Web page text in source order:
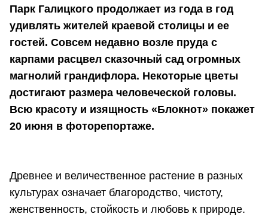
Парк Галицкого продолжает из года в год
удивлять жителей краевой столицы и ее
гостей. Совсем недавно возле пруда с
карпами расцвел сказочный сад огромных
магнолий грандифлора. Некоторые цветы
достигают размера человеческой головы.
Всю красоту и изящность «Блокнот» покажет
20 июня в фоторепортаже.
Древнее и величественное растение в разных
культурах означает благородство, чистоту,
женственность, стойкость и любовь к природе.